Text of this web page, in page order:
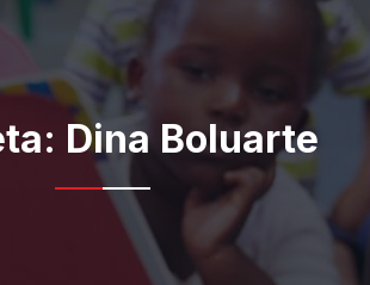
Dina Boluarte